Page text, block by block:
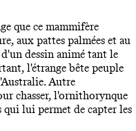
que ce mammifère
aux pattes palmées et au
dessin animé tant le
l'étrange bête peuple
Autre
chasser, l'ornithorynque
qui lui permet de capter les